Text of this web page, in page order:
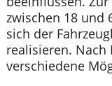
zwischen 18 und
sich der
realisieren. Nach
verschiedene